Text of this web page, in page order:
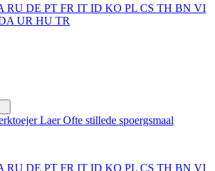
RU DE PT FR IT ID KO PL CS TH BN VI
UR HU TR
LaerOfte stillede spoergsmaal
RU DE PT FR IT ID KO PL CS TH BN VI